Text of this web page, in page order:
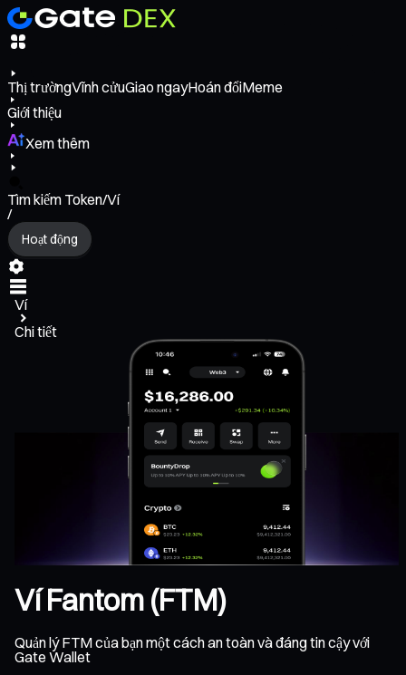
Thị trườngVĩnh cửuGiao ngayHoán đổiMeme
Giới thiệu
Xem thêm
Tìm kiếm Token/Ví
/
Hoạt động
Ví
Chi tiết
Ví Fantom (FTM)
Quản lý FTM của bạn một cách an toàn và đáng tin cậy với
Gate Wallet